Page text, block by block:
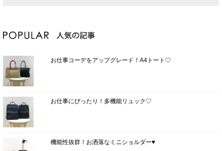
お仕事コーデをアップグレード！A4トート♡
お仕事にぴったり！多機能リュック♡
機能性抜群！お洒落なミニショルダー♥